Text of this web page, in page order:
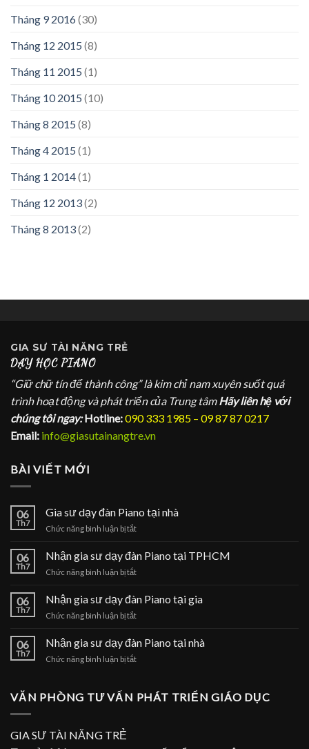
Tháng 9 2016(30)
Tháng 12 2015 (8)
Tháng 11 2015 (1)
Tháng 10 2015 (10)
Tháng 8 2015 (8)
Tháng 4 2015 (1)
Tháng 1 2014(1)
Tháng 12 2013(2)
Tháng 8 2013(2)
GIA SƯ TÀI NĂNG TRẺ
DẠY HỌC PIANO
“Giữ chữ tín để thành công” là kim chỉ nam xuyên suốt quá
trình hoạt động và phát triển của Trung tâm Hãy liên hệ với
chúng tôi ngay: Hotline:090 333 1985 – 09 87 87 0217
Email: info@giasutainangtre.vn
BÀI VIẾT MỚI
06
Th7
Gia sư dạy đàn Piano tại nhà
Chức năng bình luận bị tắtở
dạy
đàn
tại
06
Th7
Nhận gia sư dạy đàn Piano tại TPHCM
Chức năng bình luận bị tắtở
gia
sư
dạy
Piano
TPHCM
06
Th7
Nhận gia sư dạy đàn Piano tại gia
Chức năng bình luận bị tắtở
gia
sư
dạy
tại
06
Th7
Nhận gia sư dạy đàn Piano tại nhà
Chức năng bình luận bị tắtở
sư
VĂN PHÒNG TƯ VẤN PHÁT TRIỂN GIÁO DỤC
GIA SƯ TÀI NĂNG TRẺ